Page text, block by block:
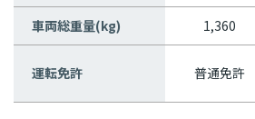
車両総重量(kg) 1,360
運転免許 普通免許